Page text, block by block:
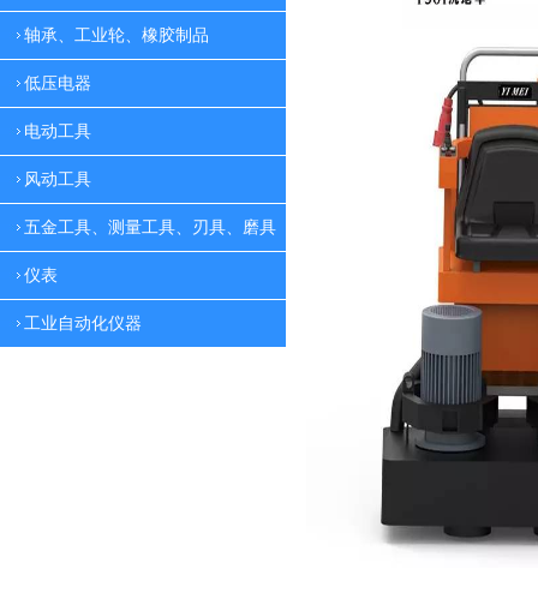
轴承、工业轮、橡胶制品
低压电器
电动工具
风动工具
五金工具、测量工具、刃具、磨具
仪表
工业自动化仪器